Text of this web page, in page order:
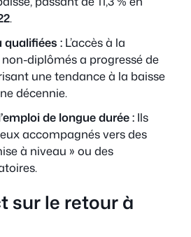
.
qualifiées : L’accès à la
diplômés a progressé de
une tendance à la baisse
décennie.
de longue durée : Ils
accompagnés vers des
à niveau » ou des
sur le retour à